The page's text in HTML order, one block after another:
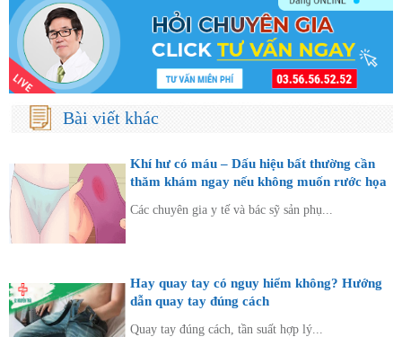
Bài viết khác
Khí hư có máu – Dấu hiệu bất thường cần
thăm khám ngay nếu không muốn rước họa
Các chuyên gia y tế và bác sỹ sản phụ...
Hay quay tay có nguy hiểm không? Hướng
dẫn quay tay đúng cách
Quay tay đúng cách, tần suất hợp lý...